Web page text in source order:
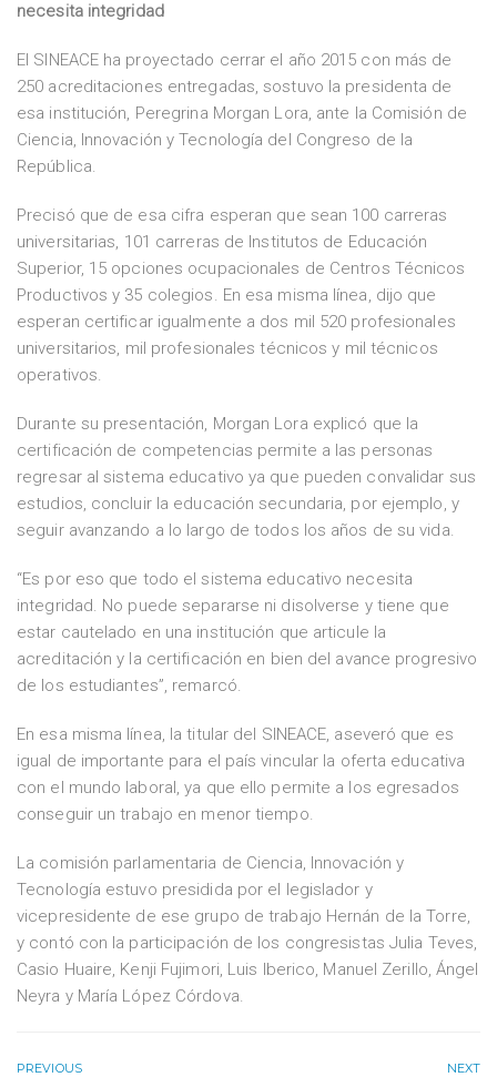
necesita integridad
El SINEACE ha proyectado cerrar el año 2015 con más de
250 acreditaciones entregadas, sostuvo la presidenta de
esa institución, Peregrina Morgan Lora, ante la Comisión de
Ciencia, Innovación y Tecnología del Congreso de la
República.
Precisó que de esa cifra esperan que sean 100 carreras
universitarias, 101 carreras de Institutos de Educación
Superior, 15 opciones ocupacionales de Centros Técnicos
Productivos y 35 colegios. En esa misma línea, dijo que
esperan certificar igualmente a dos mil 520 profesionales
universitarios, mil profesionales técnicos y mil técnicos
operativos.
Durante su presentación, Morgan Lora explicó que la
certificación de competencias permite a las personas
regresar al sistema educativo ya que pueden convalidar sus
estudios, concluir la educación secundaria, por ejemplo, y
seguir avanzando a lo largo de todos los años de su vida.
“Es por eso que todo el sistema educativo necesita
integridad. No puede separarse ni disolverse y tiene que
estar cautelado en una institución que articule la
acreditación y la certificación en bien del avance progresivo
de los estudiantes”, remarcó.
En esa misma línea, la titular del SINEACE, aseveró que es
igual de importante para el país vincular la oferta educativa
con el mundo laboral, ya que ello permite a los egresados
conseguir un trabajo en menor tiempo.
La comisión parlamentaria de Ciencia, Innovación y
Tecnología estuvo presidida por el legislador y
vicepresidente de ese grupo de trabajo Hernán de la Torre,
y contó con la participación de los congresistas Julia Teves,
Casio Huaire, Kenji Fujimori, Luis Iberico, Manuel Zerillo, Ángel
Neyra y María López Córdova.
PREVIOUS NEXT